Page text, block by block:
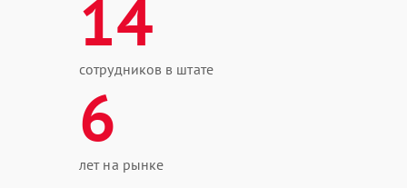
14
сотрудников в штате
6
лет на рынке